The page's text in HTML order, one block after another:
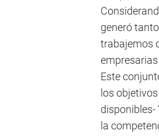
generó
trabajemos
Este
los
disponibles-
la